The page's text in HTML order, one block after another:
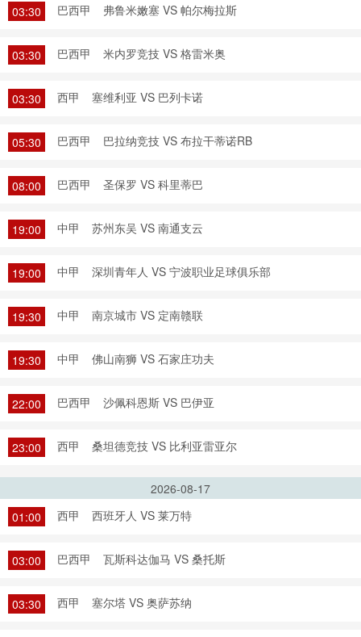
03:30 巴西甲 弗鲁米嫩塞 VS 帕尔梅拉斯
03:30 巴西甲 米内罗竞技 VS 格雷米奥
03:30 西甲 塞维利亚 VS 巴列卡诺
05:30 巴西甲 巴拉纳竞技 VS 布拉干蒂诺RB
08:00 巴西甲 圣保罗 VS 科里蒂巴
19:00 中甲 苏州东吴 VS 南通支云
19:00 中甲 深圳青年人 VS 宁波职业足球俱乐部
19:30 中甲 南京城市 VS 定南赣联
19:30 中甲 佛山南狮 VS 石家庄功夫
22:00 巴西甲 沙佩科恩斯 VS 巴伊亚
23:00 西甲 桑坦德竞技 VS 比利亚雷亚尔
2026-08-17
01:00
西甲 西班牙人 VS 莱万特
03:00 巴西甲 瓦斯科达伽马 VS 桑托斯
03:30 西甲 塞尔塔 VS 奥萨苏纳